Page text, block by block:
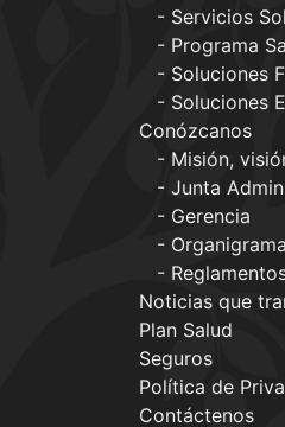
Servicios
Programa
Soluciones
Soluciones
Conózcanos
Misión,
Junta
Gerencia
Organigrama
Noticias que
Plan Salud
Seguros
Política de
Contáctenos